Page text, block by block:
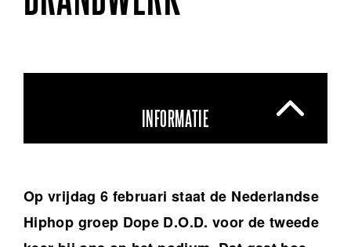
INFORMATIE
Op vrijdag 6 februari staat de Nederlandse
Hiphop groep Dope D.O.D. voor de tweede